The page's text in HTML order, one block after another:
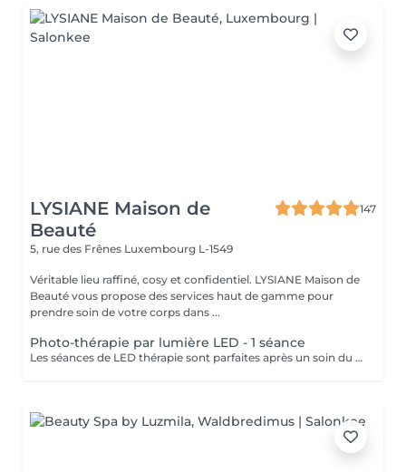
LYSIANE Maison de
Beauté
147
5, rue des Frênes Luxembourg L-1549
Véritable lieu raffiné, cosy et confidentiel. LYSIANE Maison de
Beauté vous propose des services haut de gamme pour
prendre soin de votre corps dans ...
Photo-thérapie par lumière LED - 1 séance
Les séances de LED thérapie sont parfaites après un soin du visage complet ou ponctuellement, 1 à 2 fois par semaine. Pour un soin anti-âge, la couleur à privilégier est le rouge, elle peut réduire l'inflammation, stimuler la production de collagène et renforcer la peau. La lumière bleue a des propriétés antibactériennes qui préviennent les éruptions cutanées et peut aider à lutter contre l'acné et les dermatoses. La lumière verte dite anti-taches : elle aide à réduire la production de mélanine à l'origine des tâches brunes et cernes hyperpigmentés, tout en calmant la rosacée responsable de rougeurs. La lumière jaune calme les rougeurs, elle améliore la circulation sanguine et lymphatique et a ainsi un effet drainant, anti-oedème. Les séances sont totalement indolores, il n'y a aucune suite et au contraire, la séance est un moment de détente et de relaxation aux vertus anti-inflammatoire et anti-douleurs. Contres indications : Les peaux blessées, brûlées ou irritées Les maladies auto-immunes Epilepsie Port d'un pace maker ou autres implants actifs Grossesse Traitement à base de médicaments photo-sensibilisants